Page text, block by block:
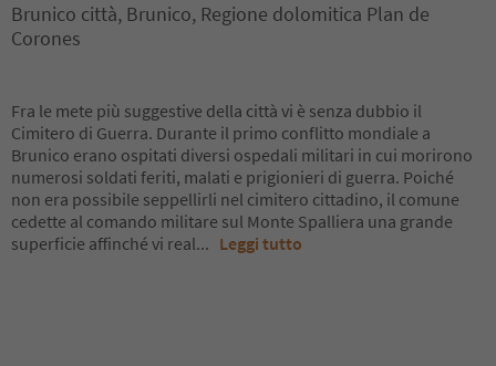
Brunico città, Brunico, Regione dolomitica Plan de
Corones
Fra le mete più suggestive della città vi è senza dubbio il
Cimitero di Guerra. Durante il primo conflitto mondiale a
Brunico erano ospitati diversi ospedali militari in cui morirono
numerosi soldati feriti, malati e prigionieri di guerra. Poiché
non era possibile seppellirli nel cimitero cittadino, il comune
cedette al comando militare sul Monte Spalliera una grande
superficie affinché vi real... Leggi tutto